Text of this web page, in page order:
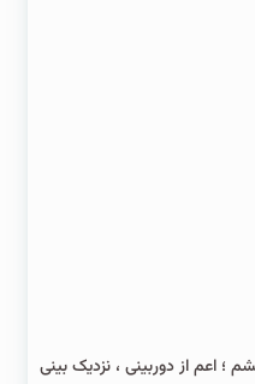
؛ اعم از دوربینی ، نزدیک بینی